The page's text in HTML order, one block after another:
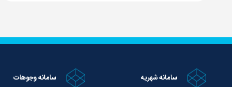
سامانه شهریه سامانه وجوهات